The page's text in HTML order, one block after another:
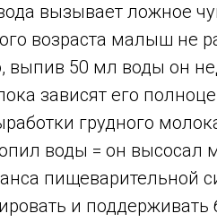
вызывает ложное
возраста малыш не
выпив 50 мл воды он
зависят его
грудного
воды = он высосал
пищеварительной
и